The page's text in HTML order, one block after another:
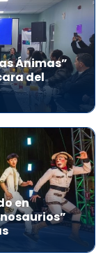
Ánimas”
del
en